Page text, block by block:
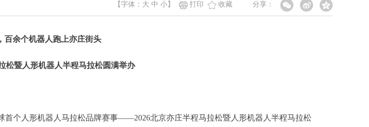
分享：
【字体： 大 中 小 】 打印 收藏
百余个机器人跑上亦庄街头
松暨人形机器人半程马拉松圆满举办
个人形机器人马拉松品牌赛事——2026北京亦庄半程马拉松暨人形机器人半程马拉松